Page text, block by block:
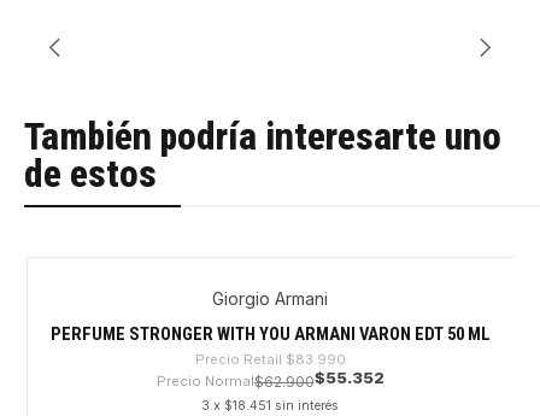
También podría interesarte uno
de estos
Giorgio Armani
PERFUME STRONGER WITH YOU ARMANI VARON EDT 50 ML
Precio Retail $83.990
Precio Normal$62.900$55.352
3 x $18.451 sin interés